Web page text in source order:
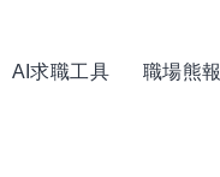
AI求職工具 職場熊報